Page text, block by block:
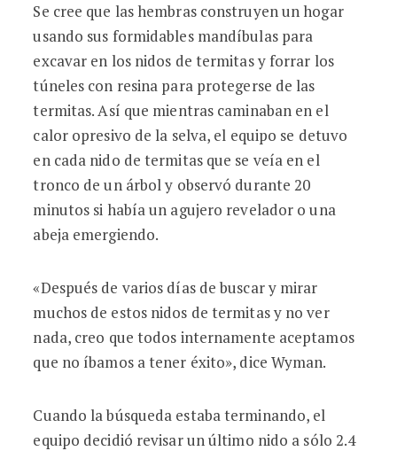
Se cree que las hembras construyen un hogar
usando sus formidables mandíbulas para
excavar en los nidos de termitas y forrar los
túneles con resina para protegerse de las
termitas. Así que mientras caminaban en el
calor opresivo de la selva, el equipo se detuvo
en cada nido de termitas que se veía en el
tronco de un árbol y observó durante 20
minutos si había un agujero revelador o una
abeja emergiendo.
«Después de varios días de buscar y mirar
muchos de estos nidos de termitas y no ver
nada, creo que todos internamente aceptamos
que no íbamos a tener éxito», dice Wyman.
Cuando la búsqueda estaba terminando, el
equipo decidió revisar un último nido a sólo 2.4